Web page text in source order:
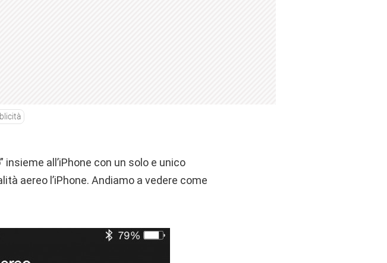
all’iPhone con un solo e unico
aereo l’iPhone. Andiamo a vedere come